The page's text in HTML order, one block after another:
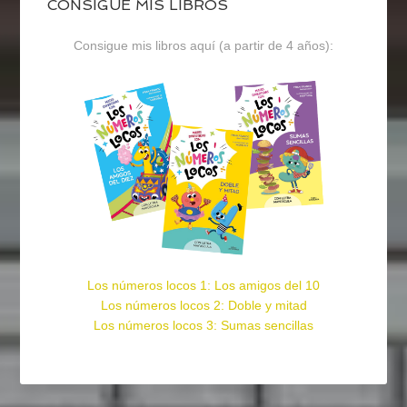
CONSIGUE MIS LIBROS
Consigue mis libros aquí (a partir de 4 años):
Los números locos 1: Los amigos del 10
Los números locos 2: Doble y mitad
Los números locos 3: Sumas sencillas